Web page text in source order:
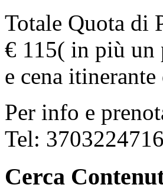
Totale Quota di
€ 115( in più un
e cena
Per info e
Tel:
Cerca